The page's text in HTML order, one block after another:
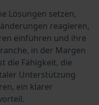
Lösungen setzen,
reagieren,
einführen und ihre
in der Margen
die Fähigkeit, die
Unterstützung
ein klarer